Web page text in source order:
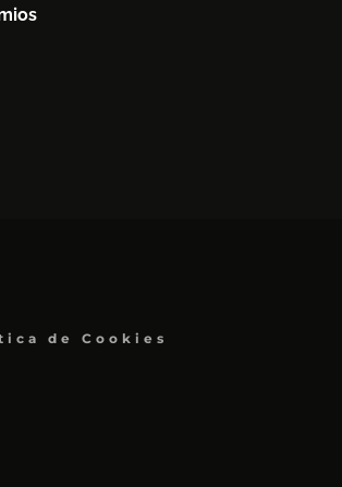
de Cookies